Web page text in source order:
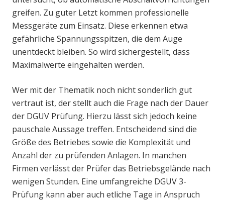
greifen. Zu guter Letzt kommen professionelle
Messgeräte zum Einsatz. Diese erkennen etwa
gefährliche Spannungsspitzen, die dem Auge
unentdeckt bleiben. So wird sichergestellt, dass
Maximalwerte eingehalten werden.
Wer mit der Thematik noch nicht sonderlich gut
vertraut ist, der stellt auch die Frage nach der Dauer
der DGUV Prüfung. Hierzu lässt sich jedoch keine
pauschale Aussage treffen. Entscheidend sind die
Größe des Betriebes sowie die Komplexität und
Anzahl der zu prüfenden Anlagen. In manchen
Firmen verlässt der Prüfer das Betriebsgelände nach
wenigen Stunden. Eine umfangreiche DGUV 3-
Prüfung kann aber auch etliche Tage in Anspruch